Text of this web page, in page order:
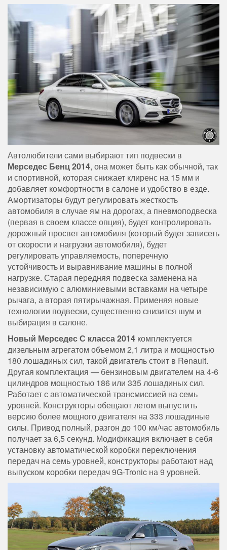
Автолюбители сами выбирают тип подвески в
Мерседес Бенц 2014, она может быть как обычной, так
и спортивной, которая снижает клиренс на 15 мм и
добавляет комфортности в салоне и удобство в езде.
Амортизаторы будут регулировать жесткость
автомобиля в случае ям на дорогах, а пневмоподвеска
(первая в своем классе опция), будет контролировать
дорожный просвет автомобиля (который будет зависеть
от скорости и нагрузки автомобиля), будет
регулировать управляемость, поперечную
устойчивость и выравнивание машины в полной
нагрузке. Старая передняя подвеска заменена на
независимую с алюминиевыми вставками на четыре
рычага, а вторая пятирычажная. Применяя новые
технологии подвески, существенно снизится шум и
выбирация в салоне.
Новый Мерседес С класса 2014 комплектуется
дизельным агрегатом объемом 2,1 литра и мощностью
180 лошадиных сил, такой двигатель стоит в Renault.
Другая комплектация — бензиновым двигателем на 4-6
цилиндров мощностью 186 или 335 лошадиных сил.
Работает с автоматической трансмиссией на семь
уровней. Конструкторы обещают летом выпустить
версию более мощного двигателя на 333 лошадиные
силы. Привод полный, разгон до 100 км/час автомобиль
получает за 6,5 секунд. Модификация включает в себя
установку автоматической коробки переключения
передач на семь уровней, конструкторы работают над
выпуском коробки передач 9G-Tronic на 9 уровней.